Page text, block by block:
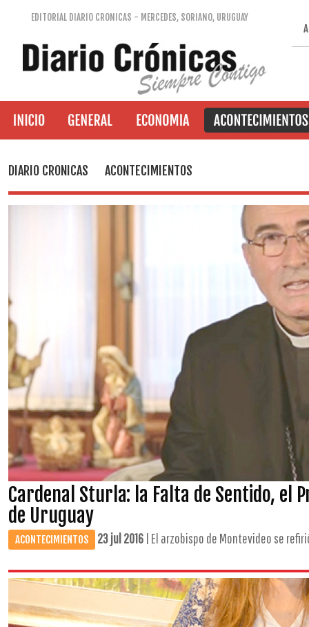
EDITORIAL DIARIO CRONICAS - MERCEDES, SORIANO, URUGUAY
DIARIO CRONICAS ACONTECIMIENTOS
Cardenal Sturla: la Falta de Sentido, el
de Uruguay
ACONTECIMIENTOS 23 jul 2016 | El arzobispo de Montevideo se